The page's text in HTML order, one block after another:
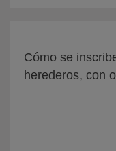
Cómo se
herederos, con